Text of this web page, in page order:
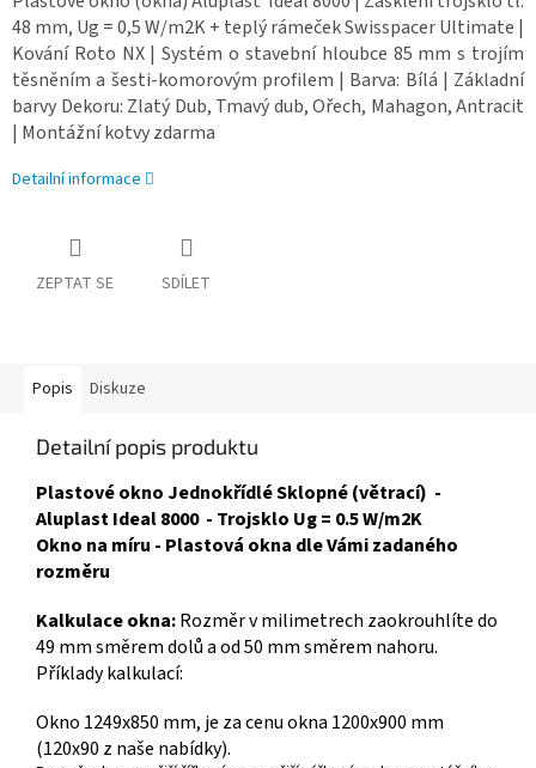
48 mm, Ug = 0,5 W/m2K + teplý rámeček Swisspacer Ultimate |
Kování Roto NX | Systém o stavební hloubce 85 mm s trojím
těsněním a šesti-komorovým profilem | Barva: Bílá | Základní
barvy Dekoru: Zlatý Dub, Tmavý dub, Ořech, Mahagon, Antracit
| Montážní kotvy zdarma
Detailní informace
ZEPTAT SE SDÍLET
Popis Diskuze
Detailní popis produktu
Plastové okno Jednokřídlé Sklopné (větrací) -
Aluplast Ideal 8000 - Trojsklo Ug = 0.5 W/m2K
Okno na míru - Plastová okna dle Vámi zadaného
rozměru
Kalkulace okna:Rozměr v milimetrech zaokrouhlíte do
49 mm směrem dolů a od 50 mm směrem nahoru.
Příklady kalkulací:
Okno 1249x850 mm, je za cenu okna 1200x900 mm
(120x90 z naše nabídky).